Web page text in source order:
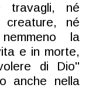
travagli, né
creature, né
la
e in morte,
di Dio"
anche nella